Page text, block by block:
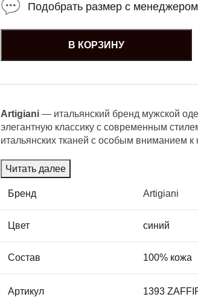
Artigiani — итальянский бренд мужской
элегантную классику с современным
итальянских тканей с особым вниманием к
Читать далее
Бренд Artigiani
Цвет синий
Состав 100% кожа
Артикул 1393
Подобрать размер с менеджером
В КОРЗИНУ